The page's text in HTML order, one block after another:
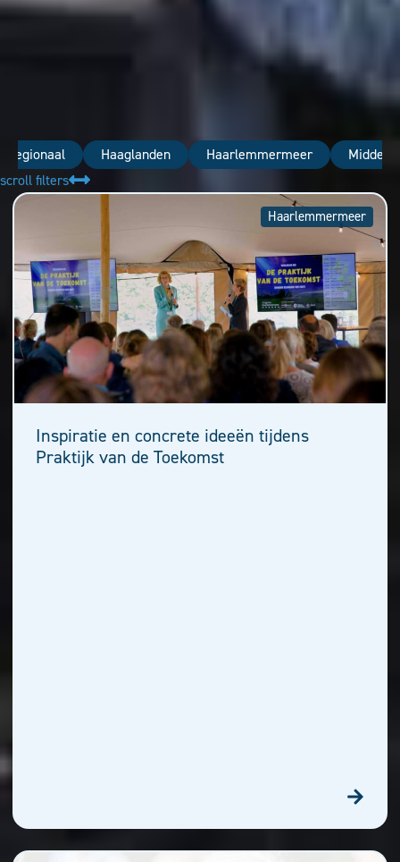
Haaglanden Haarlemmermeer
scroll filters
Haarlemmermeer
Inspiratie en concrete ideeën tijdens
Praktijk van de Toekomst